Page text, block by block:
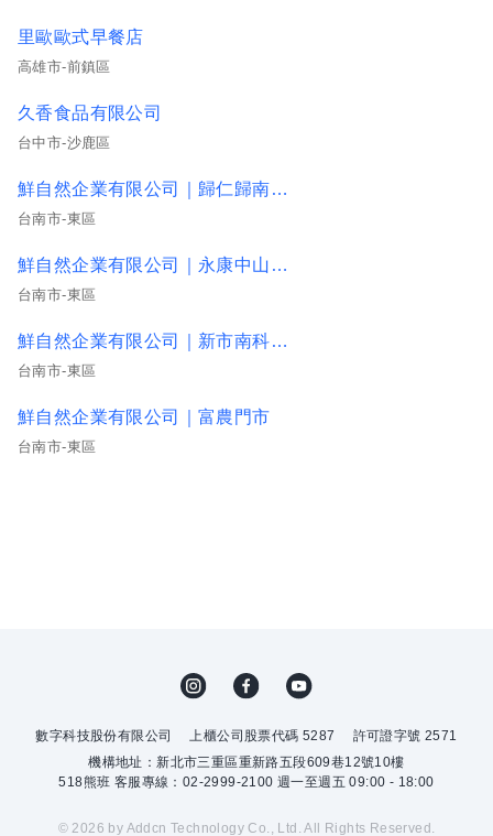
里歐歐式早餐店
高雄市-前鎮區
久香食品有限公司
台中市-沙鹿區
鮮自然企業有限公司｜歸仁歸南門市
台南市-東區
鮮自然企業有限公司｜永康中山/安順
台南市-東區
鮮自然企業有限公司｜新市南科/麻豆興中
台南市-東區
鮮自然企業有限公司｜富農門市
台南市-東區
數字科技股份有限公司 上櫃公司股票代碼 5287
許可證字號 2571
機構地址：新北市三重區重新路五段609巷12號10樓
518熊班 客服專線：02-2999-2100 週一至週五 09:00 - 18:00
© 2026 by Addcn Technology Co., Ltd. All Rights Reserved.